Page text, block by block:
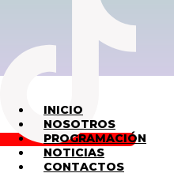
INICIO
NOSOTROS
PROGRAMACIÓN
NOTICIAS
CONTACTOS